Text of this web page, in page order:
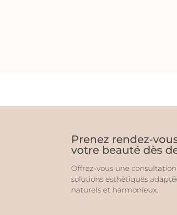
Prenez rendez-
votre beauté dès
Offrez-vous une
solutions esthétiques
naturels et harmonieux.